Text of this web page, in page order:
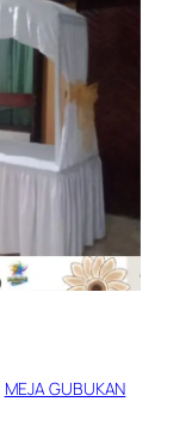
MEJA GUBUKAN